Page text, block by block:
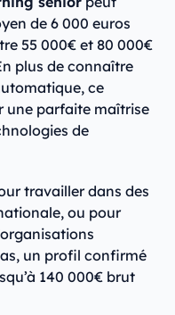
de 6 000 euros
55 000€ et 80 000€
plus de connaître
ce
une parfaite maîtrise
de
travailler dans des
ou pour
un profil confirmé
140 000€ brut